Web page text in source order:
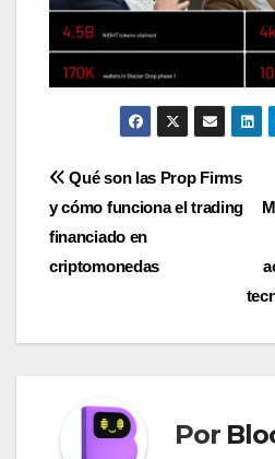
Navegación
de
entradas
Qué son las Prop Firms
y cómo funciona el trading
financiado en
criptomonedas
Por